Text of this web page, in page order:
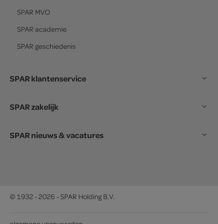
SPAR MVO
SPAR academie
SPAR geschiedenis
SPAR klantenservice
SPAR zakelijk
SPAR nieuws & vacatures
© 1932 - 2026 - SPAR Holding B.V.